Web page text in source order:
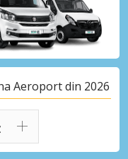
Aeroport din 2026